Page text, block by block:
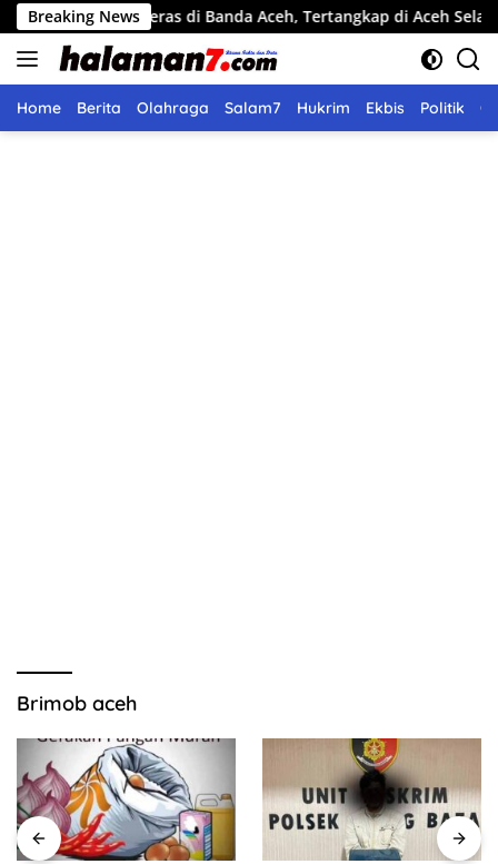
Langsung
ke
konten
Breaking News
Curi Beras di Banda Aceh, Tertangkap di Aceh Selatan
Home Berita Olahraga Salam7 Hukrim Ekbis Politik
Brimob aceh